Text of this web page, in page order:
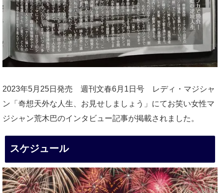
2023年5月25日発売 週刊文春6月1日号 レディ・マジシャ
ン「奇想天外な人生、お見せしましょう」にてお笑い女性マ
ジシャン荒木巴のインタビュー記事が掲載されました。
スケジュール